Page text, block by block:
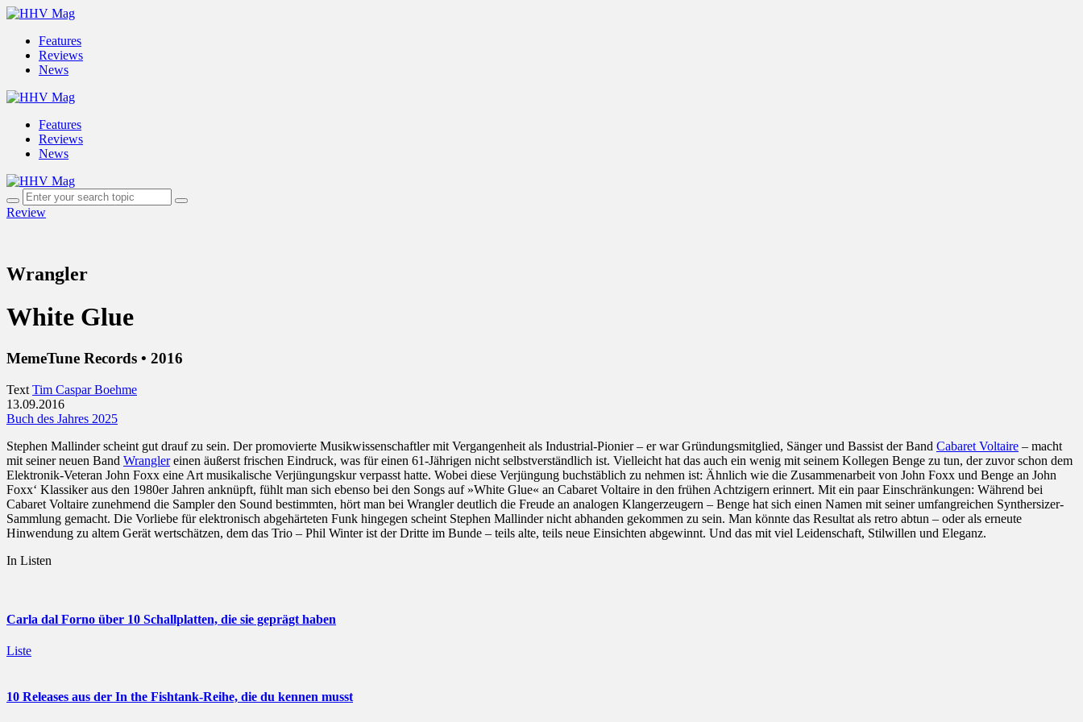
Features
Reviews
News
Features
Reviews
News
Review
Wrangler
White Glue
MemeTune Records • 2016
Text Tim Caspar Boehme
13.09.2016
Buch des Jahres 2025
Stephen Mallinder scheint gut drauf zu sein. Der promovierte Musikwissenschaftler mit Vergangenheit als Industrial-Pionier – er war Gründungsmitglied, Sänger und Bassist der Band Cabaret Voltaire – macht
mit seiner neuen Band Wranglereinen äußerst frischen Eindruck, was für einen 61-Jährigen nicht selbstverständlich ist. Vielleicht hat das auch ein wenig mit seinem Kollegen Benge zu tun, der zuvor schon dem
Elektronik-Veteran John Foxx eine Art musikalische Verjüngungskur verpasst hatte. Wobei diese Verjüngung buchstäblich zu nehmen ist: Ähnlich wie die Zusammenarbeit von John Foxx und Benge an John
Foxx‘ Klassiker aus den 1980er Jahren anknüpft, fühlt man sich ebenso bei den Songs auf »White Glue« an Cabaret Voltaire in den frühen Achtzigern erinnert. Mit ein paar Einschränkungen: Während bei
Cabaret Voltaire zunehmend die Sampler den Sound bestimmten, hört man bei Wrangler deutlich die Freude an analogen Klangerzeugern – Benge hat sich einen Namen mit seiner umfangreichen Synthersizer-
Sammlung gemacht. Die Vorliebe für elektronisch abgehärteten Funk hingegen scheint Stephen Mallinder nicht abhanden gekommen zu sein. Man könnte das Resultat als retro abtun – oder als erneute
Hinwendung zu altem Gerät wertschätzen, dem das Trio – Phil Winter ist der Dritte im Bunde – teils alte, teils neue Einsichten abgewinnt. Und das mit viel Leidenschaft, Stilwillen und Eleganz.
In Listen
Carla dal Forno über 10 Schallplatten, die sie geprägt haben
Liste
10 Releases aus der In the Fishtank-Reihe, die du kennen musst